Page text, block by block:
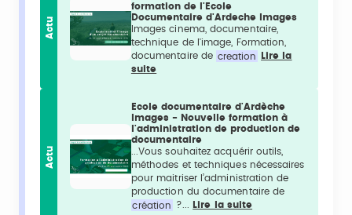
Actu
formation de l'Ecole
Documentaire d'Ardeche Images
Images cinema, documentaire,
technique de l'image, Formation,
documentaire de creation
Lire la
suite
Actu
Ecole documentaire d'Ardèche
Images - Nouvelle formation à
l'administration de production de
documentaire
...Vous souhaitez acquérir outils,
méthodes et techniques nécessaires
pour maitriser l’administration de
production du documentaire de
création
?... Lire la suite